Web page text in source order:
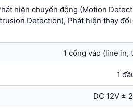
hiện chuyển động (Motion
Detection), Phát hiện thay
1 cổng vào (line
1
DC 12V ±